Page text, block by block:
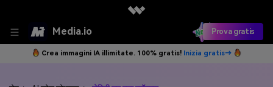
Media.io Prova gratis
Crea immagini IA illimitate. 100% gratis! Inizia gratis→